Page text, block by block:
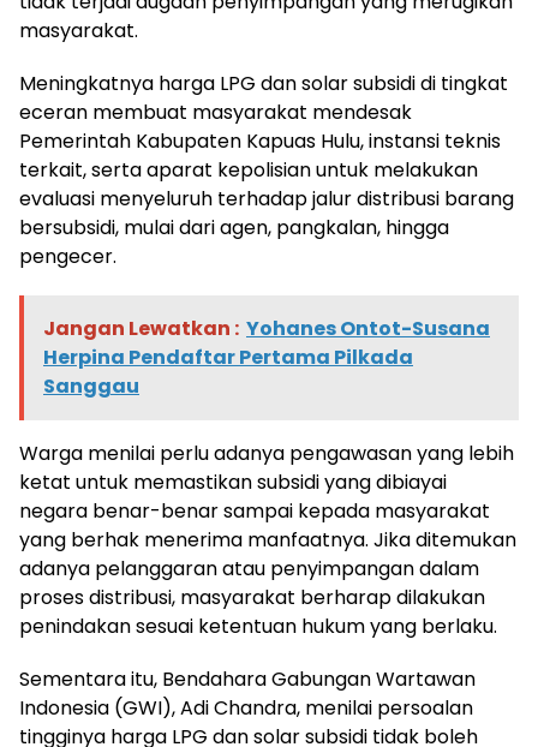
masyarakat.
Meningkatnya harga LPG dan solar subsidi di tingkat
eceran membuat masyarakat mendesak
Pemerintah Kabupaten Kapuas Hulu, instansi teknis
terkait, serta aparat kepolisian untuk melakukan
evaluasi menyeluruh terhadap jalur distribusi barang
bersubsidi, mulai dari agen, pangkalan, hingga
pengecer.
Jangan Lewatkan : Yohanes Ontot-Susana
Herpina Pendaftar Pertama Pilkada
Sanggau
Warga menilai perlu adanya pengawasan yang lebih
ketat untuk memastikan subsidi yang dibiayai
negara benar-benar sampai kepada masyarakat
yang berhak menerima manfaatnya. Jika ditemukan
adanya pelanggaran atau penyimpangan dalam
proses distribusi, masyarakat berharap dilakukan
penindakan sesuai ketentuan hukum yang berlaku.
Sementara itu, Bendahara Gabungan Wartawan
Indonesia (GWI), Adi Chandra, menilai persoalan
tingginya harga LPG dan solar subsidi tidak boleh